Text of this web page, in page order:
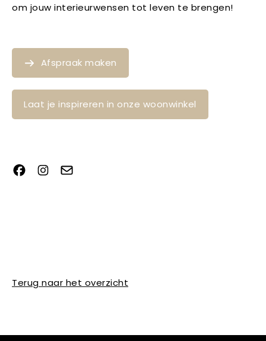
om jouw interieurwensen tot leven te brengen!
Afspraak maken
Laat je inspireren in onze woonwinkel
Terug naar het overzicht